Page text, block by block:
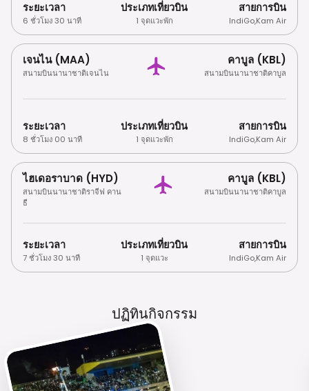
ระยะเวลา
6 ชั่วโมง 30 นาที
ประเภทเที่ยวบิน
1 จุดแวะพัก
สายการบิน
IndiGo,Kam Air
เจนไน (MAA)
สนามบินนานาชาติเจนไน
คาบูล (KBL)
สนามบินนานาชาติคาบูล
ระยะเวลา
8 ชั่วโมง 00 นาที
ประเภทเที่ยวบิน
1 จุดแวะพัก
สายการบิน
IndiGo,Kam Air
ไฮเดอราบาด (HYD)
สนามบินนานาชาติราจีฟ คาน
ธี
คาบูล (KBL)
สนามบินนานาชาติคาบูล
ระยะเวลา
7 ชั่วโมง 30 นาที
ประเภทเที่ยวบิน
1 จุดแวะ
สายการบิน
IndiGo,Kam Air
ปฏิทินกิจกรรม